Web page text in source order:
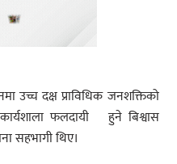
उच्च दक्ष प्राविधिक जनशक्तिको
फलदायी हुने बिश्वास
सहभागी थिए।